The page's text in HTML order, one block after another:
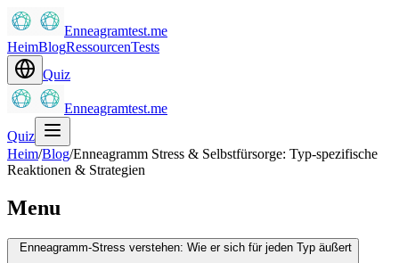
Enneagramtest.me
HeimBlogRessourcenTests
Quiz
Enneagramtest.me
Quiz
Heim/Blog/Enneagramm Stress & Selbstfürsorge: Typ-spezifische
Reaktionen & Strategien
Menu
Enneagramm-Stress verstehen: Wie er sich für jeden Typ äußert